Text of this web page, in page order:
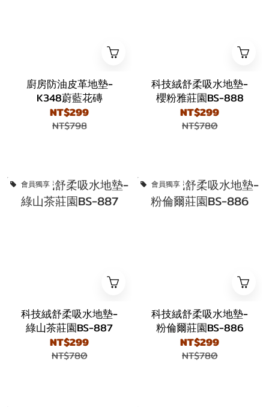
廚房防油皮革地墊-
K348蔚藍花磚
NT$299
NT$798
科技絨舒柔吸水地墊-
櫻粉雅莊園BS-888
NT$299
NT$780
會員獨享
科技絨舒柔吸水地墊-
綠山茶莊園BS-887
NT$299
NT$780
會員獨享
科技絨舒柔吸水地墊-
粉倫爾莊園BS-886
NT$299
NT$780